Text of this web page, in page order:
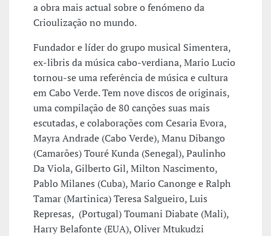
a obra mais actual sobre o fenómeno da
Crioulização no mundo.
Fundador e líder do grupo musical Simentera,
ex-libris da música cabo-verdiana, Mario Lucio
tornou-se uma referência de música e cultura
em Cabo Verde. Tem nove discos de originais,
uma compilação de 80 canções suas mais
escutadas, e colaborações com Cesaria Evora,
Mayra Andrade (Cabo Verde), Manu Dibango
(Camarões) Touré Kunda (Senegal), Paulinho
Da Viola, Gilberto Gil, Milton Nascimento,
Pablo Milanes (Cuba), Mario Canonge e Ralph
Tamar (Martinica) Teresa Salgueiro, Luis
Represas, (Portugal) Toumani Diabate (Mali),
Harry Belafonte (EUA), Oliver Mtukudzi